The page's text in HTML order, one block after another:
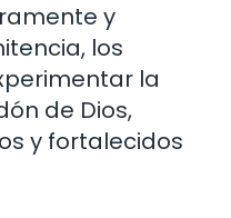
y
los
la
de Dios,
y fortalecidos